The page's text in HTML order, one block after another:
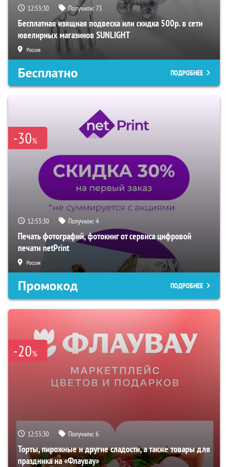
12:53:29 Получили:73
Бесплатная изящная подвеска или скидка 500р. в сети
ювелирных магазинов SUNLIGHT
Россия
Бесплатно ПОДРОБНЕЕ
-30%
12:53:29 Получили:4
Печать фотографий, фотокниг от сервиса цифровой
печати netPrint
Россия
Промокод ПОДРОБНЕЕ
-20%
12:53:29 Получили:6
Торты, пирожные и другие сладости, а также товары для
праздника на «Флаувау»